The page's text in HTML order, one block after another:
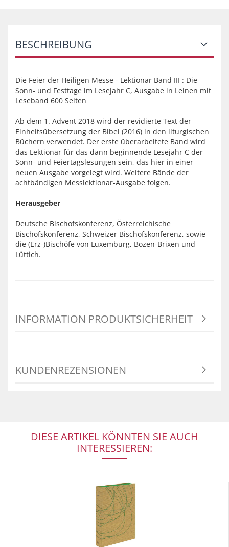
BESCHREIBUNG
Die Feier der Heiligen Messe - Lektionar Band III : Die
Sonn- und Festtage im Lesejahr C, Ausgabe in Leinen mit
Leseband 600 Seiten
Ab dem 1. Advent 2018 wird der revidierte Text der
Einheitsübersetzung der Bibel (2016) in den liturgischen
Büchern verwendet. Der erste überarbeitete Band wird
das Lektionar für das dann beginnende Lesejahr C der
Sonn- und Feiertagslesungen sein, das hier in einer
neuen Ausgabe vorgelegt wird. Weitere Bände der
achtbändigen Messlektionar-Ausgabe folgen.
Herausgeber
Deutsche Bischofskonferenz, Österreichische
Bischofskonferenz, Schweizer Bischofskonferenz, sowie
die (Erz-)Bischöfe von Luxemburg, Bozen-Brixen und
Lüttich.
INFORMATION PRODUKTSICHERHEIT
KUNDENREZENSIONEN
DIESE ARTIKEL KÖNNTEN SIE AUCH
INTERESSIEREN: